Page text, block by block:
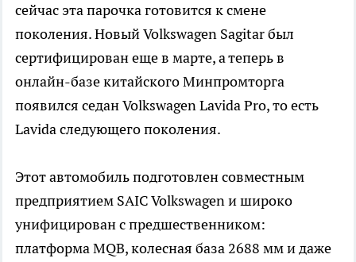
сейчас эта парочка готовится к смене
поколения. Новый Volkswagen Sagitar был
сертифицирован еще в марте, а теперь в
онлайн-базе китайского Минпромторга
появился седан Volkswagen Lavida Pro, то есть
Lavida следующего поколения.
Этот автомобиль подготовлен совместным
предприятием SAIC Volkswagen и широко
унифицирован с предшественником:
платформа MQB, колесная база 2688 мм и даже